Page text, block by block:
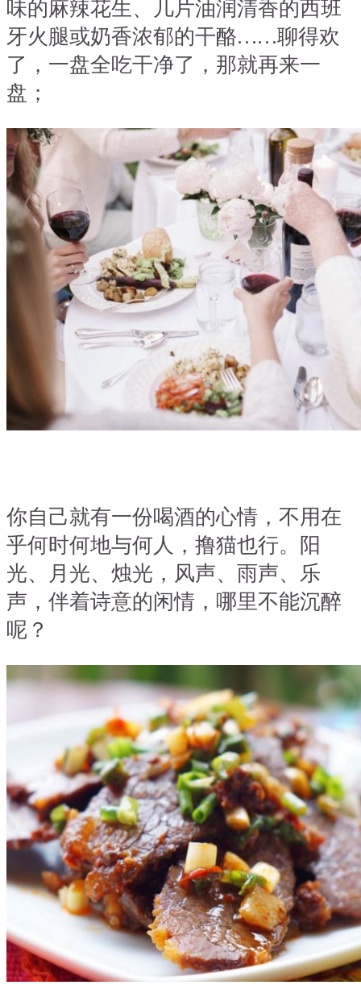
味的麻辣花生、几片油润清香的西班
牙火腿或奶香浓郁的干酪……聊得欢
了，一盘全吃干净了，那就再来一
盘；
你自己就有一份喝酒的心情，不用在
乎何时何地与何人，撸猫也行。阳
光、月光、烛光，风声、雨声、乐
声，伴着诗意的闲情，哪里不能沉醉
呢？